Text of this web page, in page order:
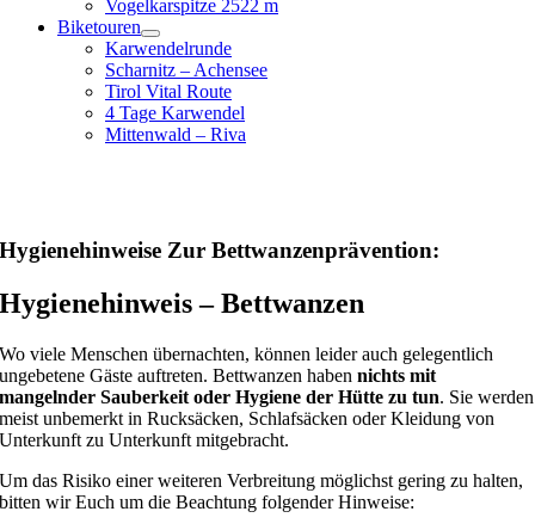
Vogelkarspitze 2522 m
Biketouren
Karwendelrunde
Scharnitz – Achensee
Tirol Vital Route
4 Tage Karwendel
Mittenwald – Riva
Hygienehinweise Zur Bettwanzenprävention:
Hygienehinweis – Bettwanzen
Wo viele Menschen übernachten, können leider auch gelegentlich
ungebetene Gäste auftreten. Bettwanzen habennichts mit
mangelnder Sauberkeit oder Hygiene der Hütte zu tun. Sie werden
meist unbemerkt in Rucksäcken, Schlafsäcken oder Kleidung von
Unterkunft zu Unterkunft mitgebracht.
Um das Risiko einer weiteren Verbreitung möglichst gering zu halten,
bitten wir Euch um die Beachtung folgender Hinweise: